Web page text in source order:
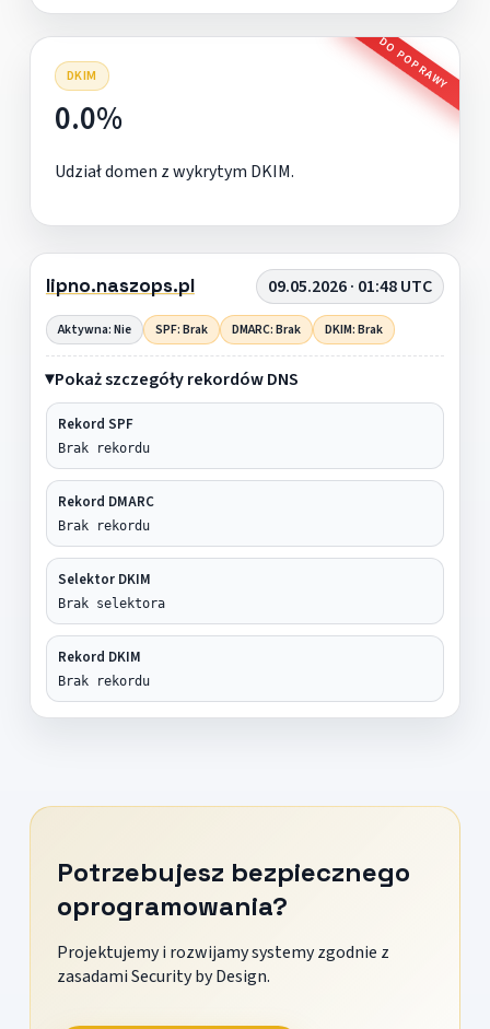
DKIM DO POPRAWY
0.0%
Udział domen z wykrytym DKIM.
lipno.naszops.pl 09.05.2026 · 01:48 UTC
Aktywna: Nie SPF: Brak DMARC: Brak DKIM: Brak
Pokaż szczegóły rekordów DNS
Rekord SPF
Brak rekordu
Rekord DMARC
Brak rekordu
Selektor DKIM
Brak selektora
Rekord DKIM
Brak rekordu
Potrzebujesz bezpiecznego
oprogramowania?
Projektujemy i rozwijamy systemy zgodnie z
zasadami Security by Design.